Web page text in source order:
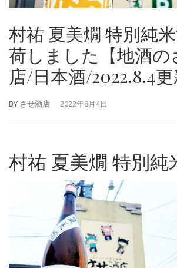
村祐 夏美燗 特別純
荷しました【地酒の
店/日本酒/2022.8.4更
BY させ酒店 2022年8月4日
村祐 夏美燗 特別純